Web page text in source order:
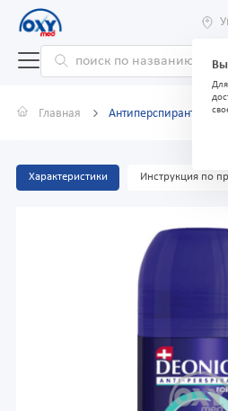
Главная Антиперспирант
Характеристики Инструкция по